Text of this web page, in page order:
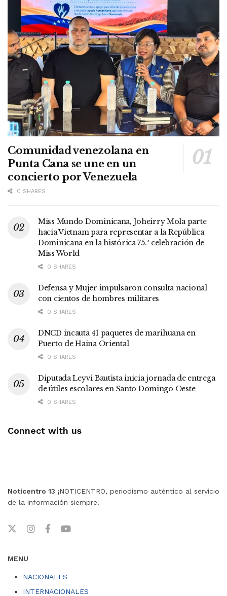
Comunidad venezolana en
Punta Cana se une en un
concierto por Venezuela
0 SHARES
Miss Mundo Dominicana, Joheirry Mola parte
hacia Vietnam para representar a la República
Dominicana en la histórica 75.ª celebración de
Miss World
0 SHARES
Defensa y Mujer impulsaron consulta nacional
con cientos de hombres militares
0 SHARES
DNCD incauta 41 paquetes de marihuana en
Puerto de Haina Oriental
0 SHARES
Diputada Leyvi Bautista inicia jornada de entrega
de útiles escolares en Santo Domingo Oeste
0 SHARES
Connect with us
Noticentro 13 ¡NOTICENTRO, periodismo auténtico al servicio
de la información siempre!
MENU
NACIONALES
INTERNACIONALES